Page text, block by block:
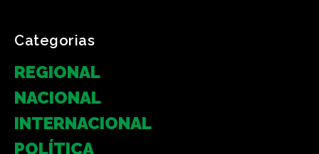
Categorias
REGIONAL
NACIONAL
INTERNACIONAL
POLÍTICA